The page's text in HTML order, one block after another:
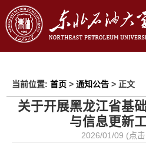
当前位置: 首页> 通知公告> 正文
关于开展黑龙江省基
与信息更新
2026/01/09 (点